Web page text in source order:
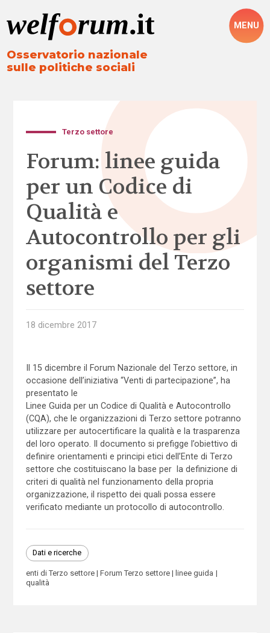
Osservatorio nazionale
sulle politiche sociali
MENU
Terzo settore
Forum: linee guida
per un Codice di
Qualità e
Autocontrollo per gli
organismi del Terzo
settore
18 dicembre 2017
Il 15 dicembre il Forum Nazionale del Terzo settore, in
occasione dell’iniziativa “Venti di partecipazione”, ha
presentato le
Linee Guida per un Codice di Qualità e Autocontrollo
(CQA), che le organizzazioni di Terzo settore potranno
utilizzare per autocertificare la qualità e la trasparenza
del loro operato. Il documento si prefigge l’obiettivo di
definire orientamenti e principi etici dell’Ente di Terzo
settore che costituiscano la base per la definizione di
criteri di qualità nel funzionamento della propria
organizzazione, il rispetto dei quali possa essere
verificato mediante un protocollo di autocontrollo.
Dati e ricerche
enti di Terzo settore Forum Terzo settore
linee guida
qualità